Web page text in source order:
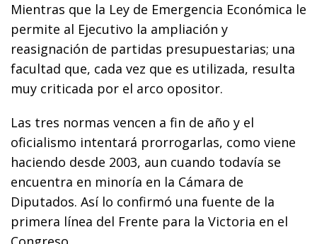
Mientras que la Ley de Emergencia Económica le
permite al Ejecutivo la ampliación y
reasignación de partidas presupuestarias; una
facultad que, cada vez que es utilizada, resulta
muy criticada por el arco opositor.
Las tres normas vencen a fin de año y el
oficialismo intentará prorrogarlas, como viene
haciendo desde 2003, aun cuando todavía se
encuentra en minoría en la Cámara de
Diputados. Así lo confirmó una fuente de la
primera línea del Frente para la Victoria en el